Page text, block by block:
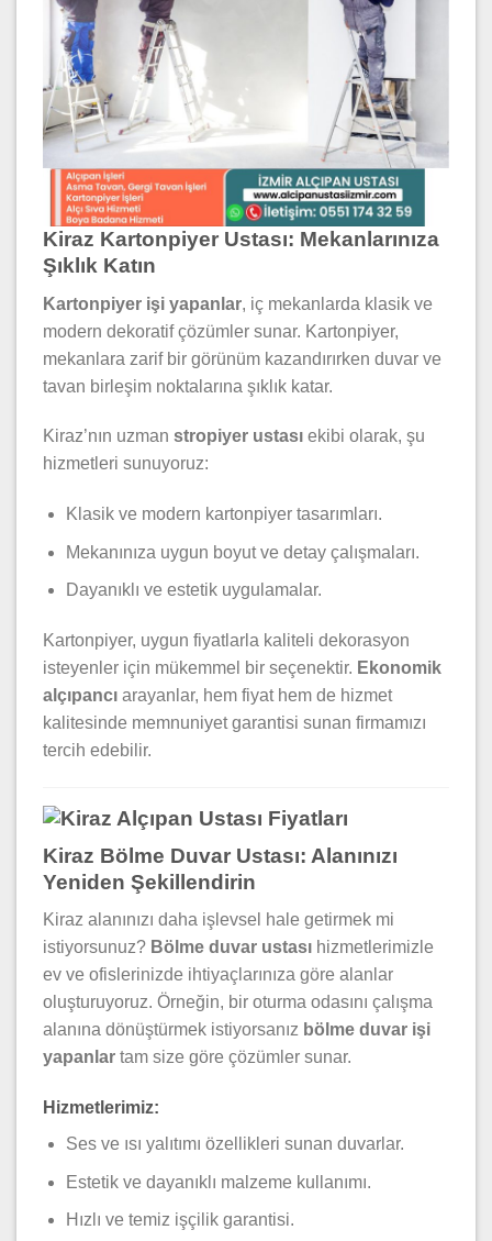
Kiraz Kartonpiyer Ustası: Mekanlarınıza
Şıklık Katın
Kartonpiyer işi yapanlar, iç mekanlarda klasik ve
modern dekoratif çözümler sunar. Kartonpiyer,
mekanlara zarif bir görünüm kazandırırken duvar ve
tavan birleşim noktalarına şıklık katar.
Kiraz’nın uzman stropiyer ustası ekibi olarak, şu
hizmetleri sunuyoruz:
Klasik ve modern kartonpiyer tasarımları.
Mekanınıza uygun boyut ve detay çalışmaları.
Dayanıklı ve estetik uygulamalar.
Kartonpiyer, uygun fiyatlarla kaliteli dekorasyon
isteyenler için mükemmel bir seçenektir. Ekonomik
alçıpancı arayanlar, hem fiyat hem de hizmet
kalitesinde memnuniyet garantisi sunan firmamızı
tercih edebilir.
Kiraz Bölme Duvar Ustası: Alanınızı
Yeniden Şekillendirin
Kiraz alanınızı daha işlevsel hale getirmek mi
istiyorsunuz? Bölme duvar ustası hizmetlerimizle
ev ve ofislerinizde ihtiyaçlarınıza göre alanlar
oluşturuyoruz. Örneğin, bir oturma odasını çalışma
alanına dönüştürmek istiyorsanız bölme duvar işi
yapanlar tam size göre çözümler sunar.
Hizmetlerimiz:
Ses ve ısı yalıtımı özellikleri sunan duvarlar.
Estetik ve dayanıklı malzeme kullanımı.
Hızlı ve temiz işçilik garantisi.